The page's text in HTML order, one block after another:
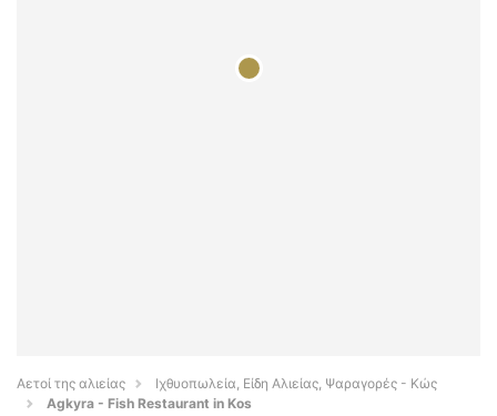
Αετοί της αλιείας
Ιχθυοπωλεία, Είδη Αλιείας, Ψαραγορές - Κώς
Agkyra - Fish Restaurant in Kos